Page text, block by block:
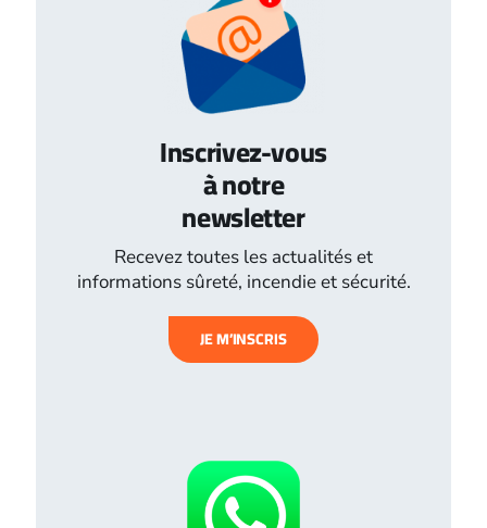
Inscrivez-vous
à notre
newsletter
Recevez toutes les actualités et
informations sûreté, incendie et sécurité.
JE M’INSCRIS